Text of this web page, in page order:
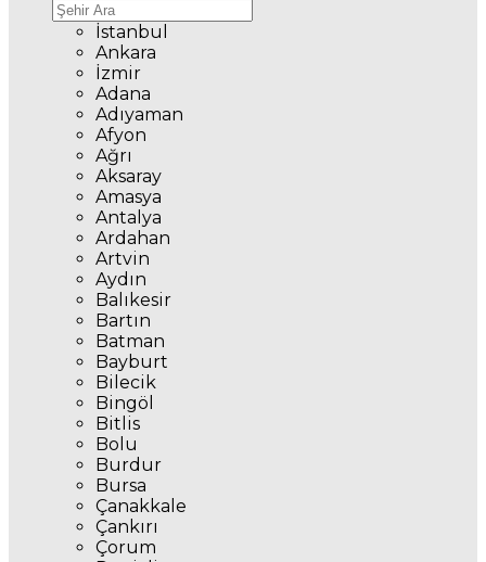
İstanbul
Ankara
İzmir
Adana
Adıyaman
Afyon
Ağrı
Aksaray
Amasya
Antalya
Ardahan
Artvin
Aydın
Balıkesir
Bartın
Batman
Bayburt
Bilecik
Bingöl
Bitlis
Bolu
Burdur
Bursa
Çanakkale
Çankırı
Çorum